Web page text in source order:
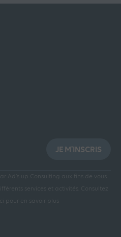
JE M'INSCRIS
Ad’s up Consulting aux fins de vous
services et activités.
Consultez
pour en savoir plus